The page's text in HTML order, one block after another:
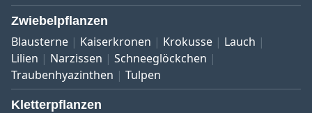
Zwiebelpflanzen
Blausterne Kaiserkronen Krokusse
Lauch
Lilien
Narzissen
Schneeglöckchen
Traubenhyazinthen
Tulpen
Kletterpflanzen